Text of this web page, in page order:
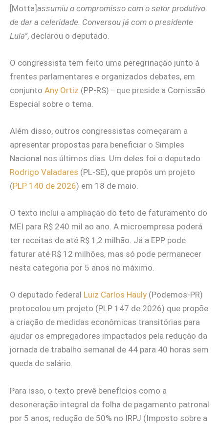
[Motta]assumiu o compromisso com o setor produtivo
de dar a celeridade. Conversou já com o presidente
Lula”, declarou o deputado.
O congressista tem feito uma peregrinação junto à
frentes parlamentares e organizados debates, em
conjunto Any Ortiz (PP-RS) –que preside a Comissão
Especial sobre o tema.
Além disso, outros congressistas começaram a
apresentar propostas para beneficiar o Simples
Nacional nos últimos dias. Um deles foi o deputado
Rodrigo Valadares (PL-SE), que propôs um projeto
(PLP 140 de 2026) em 18 de maio.
O texto inclui a ampliação do teto de faturamento do
MEI para R$ 240 mil ao ano. A microempresa poderá
ter receitas de até R$ 1,2 milhão. Já a EPP pode
faturar até R$ 12 milhões, mas só pode permanecer
nesta categoria por 5 anos no máximo.
O deputado federal Luiz Carlos Hauly (Podemos-PR)
protocolou um projeto (PLP 147 de 2026) que propõe
a criação de medidas econômicas transitórias para
ajudar os empregadores impactados pela redução da
jornada de trabalho semanal de 44 para 40 horas sem
queda de salário.
Para isso, o texto prevê benefícios como a
desoneração integral da folha de pagamento patronal
por 5 anos, redução de 50% no IRPJ (Imposto sobre a